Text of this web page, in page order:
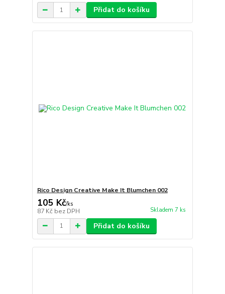
Přidat do košíku
Rico Design Creative Make It Blumchen 002
105 Kč/ks
87 Kč bez DPH Skladem 7 ks
Přidat do košíku